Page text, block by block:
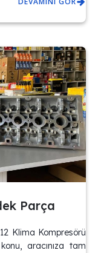
Parça
Klima Kompresörü
aracınıza tam